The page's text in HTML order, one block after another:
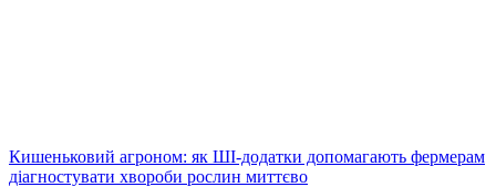
Кишеньковий агроном: як ШІ-додатки допомагають фермерам
діагностувати хвороби рослин миттєво